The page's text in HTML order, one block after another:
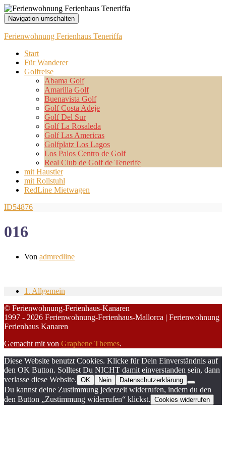
Navigation umschalten
Ferienwohnung Ferienhaus Teneriffa
Start
Für Wanderer
Golfreise
Abama Golf
Amarilla Golf
Buenavista Golf
Golf Costa Adeje
Golf Del Sur
Golf La Rosaleda
Golf Las Americas
Golfplatz Los Lagos
Los Palos Centro de Golf
Real Club de Golf de Tenerife
mit Haustier
mit Rollstuhl
RedLine Mietwagen
ID54876
016
Von admredline
1. Allgemein
© Ferienwohnung-Ferienhaus-Kanaren
1997 - 2026 Ferienwohnung-Ferienhaus-Mallorca | Ferienwohnung
Ferienhaus Kanaren
Gemacht mit von Graphene Themes.
Diese Website benutzt Cookies. Klicke für Dein Einverständnis auf
den OK Button. Solltest Du NICHT damit einverstanden sein, dann
verlasse diese Website. OK Nein Datenschutzerklärung
Du kannst deine Zustimmung jederzeit widerrufen, indem du den
den Button „Zustimmung widerrufen“ klickst. Cookies widerrufen